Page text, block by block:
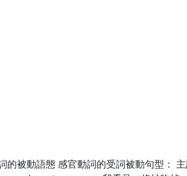
的被動語態 感官動詞的受詞被動句型：